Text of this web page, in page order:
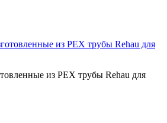
из PEX трубы Rehau для